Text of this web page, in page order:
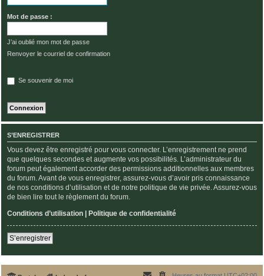
Mot de passe :
J’ai oublié mon mot de passe
Renvoyer le courriel de confirmation
Se souvenir de moi
S’ENREGISTRER
Vous devez être enregistré pour vous connecter. L’enregistrement ne prend
que quelques secondes et augmente vos possibilités. L’administrateur du
forum peut également accorder des permissions additionnelles aux membres
du forum. Avant de vous enregistrer, assurez-vous d’avoir pris connaissance
de nos conditions d’utilisation et de notre politique de vie privée. Assurez-vous
de bien lire tout le règlement du forum.
Conditions d’utilisation
Politique de confidentialité
S’enregistrer